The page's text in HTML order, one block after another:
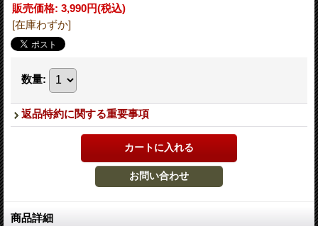
販売価格: 3,990円(税込)
[在庫わずか]
数量:
返品特約に関する重要事項
商品詳細